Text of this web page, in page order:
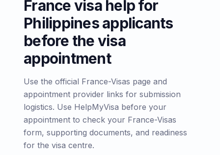
France visa help for
Philippines applicants
before the visa
appointment
Use the official France-Visas page and
appointment provider links for submission
logistics. Use HelpMyVisa before your
appointment to check your France-Visas
form, supporting documents, and readiness
for the visa centre.